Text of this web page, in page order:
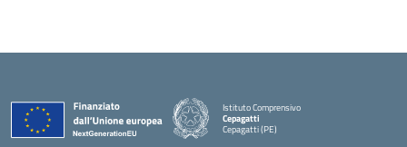
Istituto Comprensivo
Cepagatti
Cepagatti (PE)
— Visita la pagina iniziale della scuola